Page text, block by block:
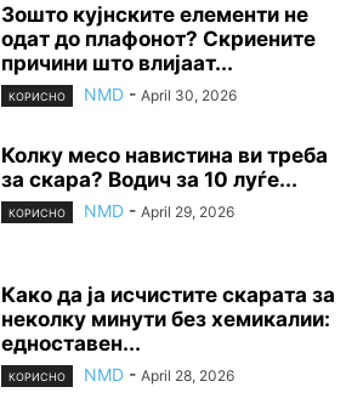
Зошто кујнските елементи не
одат до плафонот? Скриените
причини што влијаат...
КОРИСНО NMD - April 30, 2026
Колку месо навистина ви треба
за скара? Водич за 10 луѓе...
КОРИСНО NMD - April 29, 2026
Како да ја исчистите скарата за
неколку минути без хемикалии:
едноставен...
КОРИСНО NMD - April 28, 2026